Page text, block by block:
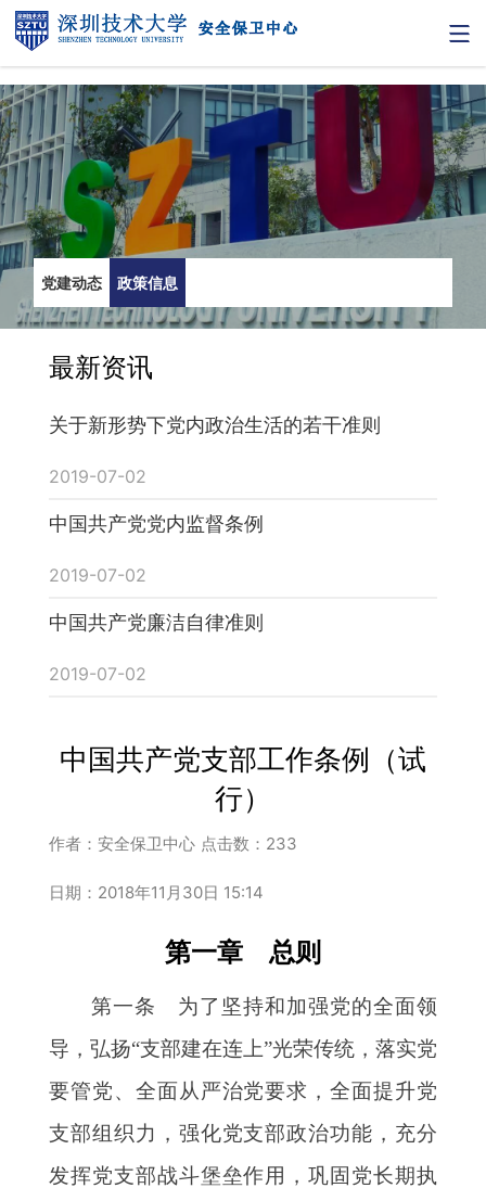
党建动态 政策信息
最新资讯
关于新形势下党内政治生活的若干准则
2019-07-02
中国共产党党内监督条例
2019-07-02
中国共产党廉洁自律准则
2019-07-02
中国共产党支部工作条例（试
行）
作者：安全保卫中心 点击数： 233
日期：2018年11月30日 15:14
第一章 总则
第一条 为了坚持和加强党的全面领
导，弘扬“支部建在连上”光荣传统，落实党
要管党、全面从严治党要求，全面提升党
支部组织力，强化党支部政治功能，充分
发挥党支部战斗堡垒作用，巩固党长期执